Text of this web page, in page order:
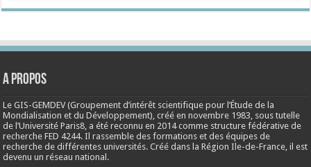
A propos
Le GIS-GEMDEV (Groupement d’intérêt scientifique pour l’Étude de la
Mondialisation et du Développement), créé ennovembre 1983 , sous tutelle
de l’Université Paris8, a été reconnu en 2014 comme structure fédérative de
recherche FED 4244. Il rassemble des formations et des équipes de
recherche de différentes universités. Créé dans la Région Ile-de-France, il est
devenu un réseau national.